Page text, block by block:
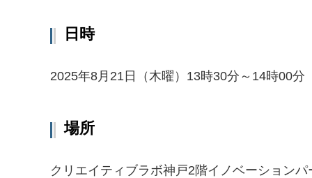
日時
2025年8月21日（木曜）13時30分～14時00分
場所
クリエイティブラボ神戸2階イノベーションパ